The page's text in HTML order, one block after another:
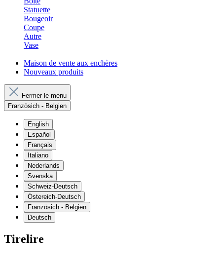
Statuette
Bougeoir
Coupe
Autre
Vase
Maison de vente aux enchères
Nouveaux produits
Fermer le menu
Französich - Belgien
English
Español
Français
Italiano
Nederlands
Svenska
Schweiz-Deutsch
Östereich-Deutsch
Französich - Belgien
Deutsch
Tirelire